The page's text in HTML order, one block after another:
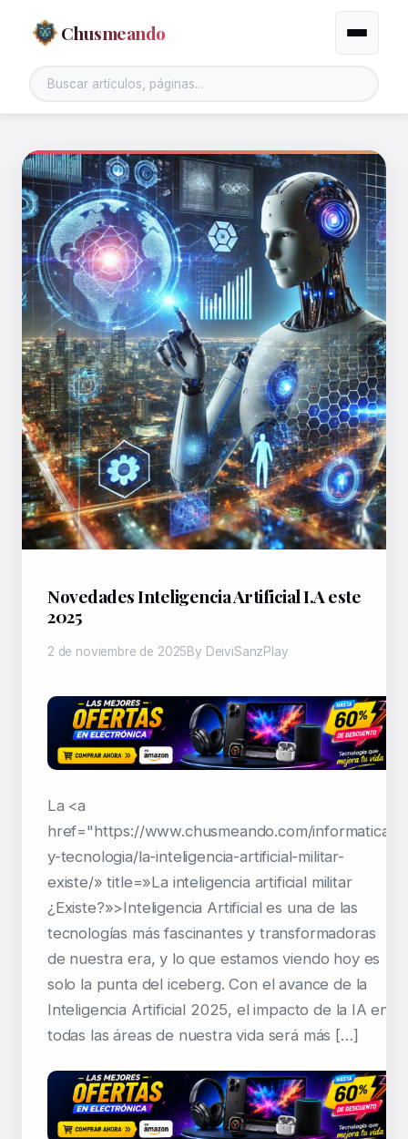
Chusmeando Alternar
Novedades Inteligencia Artificial I.A este
2025
2 de noviembre de 2025By DeiviSanzPlay
La <a
href="https://www.chusmeando.com/informatica-
y-tecnologia/la-inteligencia-artificial-militar-
existe/» title=»La inteligencia artificial militar
¿Existe?»>Inteligencia Artificial es una de las
tecnologías más fascinantes y transformadoras
de nuestra era, y lo que estamos viendo hoy es
solo la punta del iceberg. Con el avance de la
Inteligencia Artificial 2025, el impacto de la IA en
todas las áreas de nuestra vida será más […]